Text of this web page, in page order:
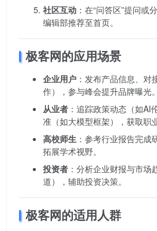
社区互动 ：在“问答区”提问或
编辑部推荐至首页。
极客网的应用场景
企业用户 ：发布产品信息、对
作），参与峰会提升品牌曝光。
从业者 ：追踪政策动态（如AI
准（如大模型框架），获取职
高校师生 ：参考行业报告完
拓展学术视野。
投资者 ：分析企业财报与市场
道），辅助投资决策。
极客网的适用人群